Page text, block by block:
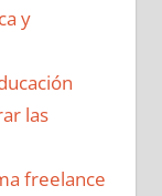
y
las
freelance